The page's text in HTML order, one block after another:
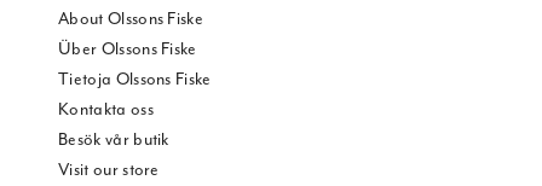
About Olssons Fiske
Über Olssons Fiske
Tietoja Olssons Fiske
Kontakta oss
Besök vår butik
Visit our store